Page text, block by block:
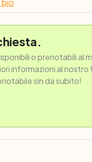
bici
o prenotabili al
informazioni al
sin da subito!